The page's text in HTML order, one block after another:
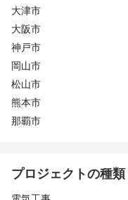
大津市
大阪市
神戸市
岡山市
松山市
熊本市
那覇市
プロジェクトの種類